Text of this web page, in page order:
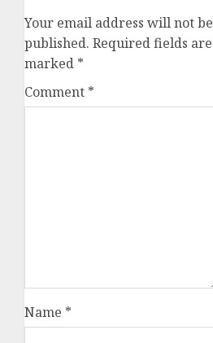
Your email address will not be
published. Required fields are
marked *
Comment *
Name *